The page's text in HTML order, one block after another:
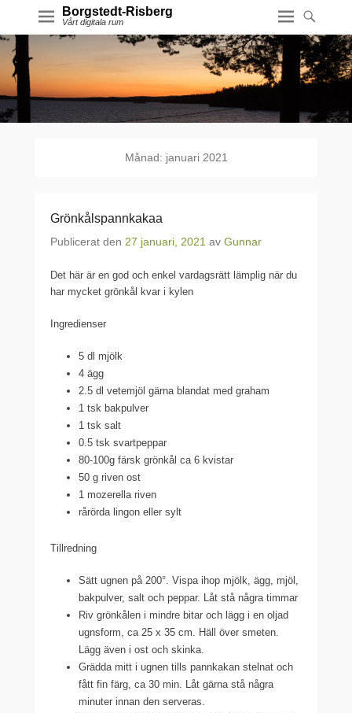
Borgstedt-Risberg
Vårt digitala rum
Månad: januari 2021
Grönkålspannkakaa
Publicerat den 27 januari, 2021 av Gunnar
Det här är en god och enkel vardagsrätt lämplig när du
har mycket grönkål kvar i kylen
Ingredienser
5 dl mjölk
4 ägg
2.5 dl vetemjöl gärna blandat med graham
1 tsk bakpulver
1 tsk salt
0.5 tsk svartpeppar
80-100g färsk grönkål ca 6 kvistar
50 g riven ost
1 mozerella riven
rårörda lingon eller sylt
Tillredning
Sätt ugnen på 200°. Vispa ihop mjölk, ägg, mjöl,
bakpulver, salt och peppar. Låt stå några timmar
Riv grönkålen i mindre bitar och lägg i en oljad
ugnsform, ca 25 x 35 cm. Häll över smeten.
Lägg även i ost och skinka.
Grädda mitt i ugnen tills pannkakan stelnat och
fått fin färg, ca 30 min. Låt gärna stå några
minuter innan den serveras.